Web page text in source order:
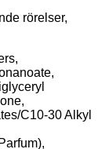
rörelser,
C10-30 Alkyl